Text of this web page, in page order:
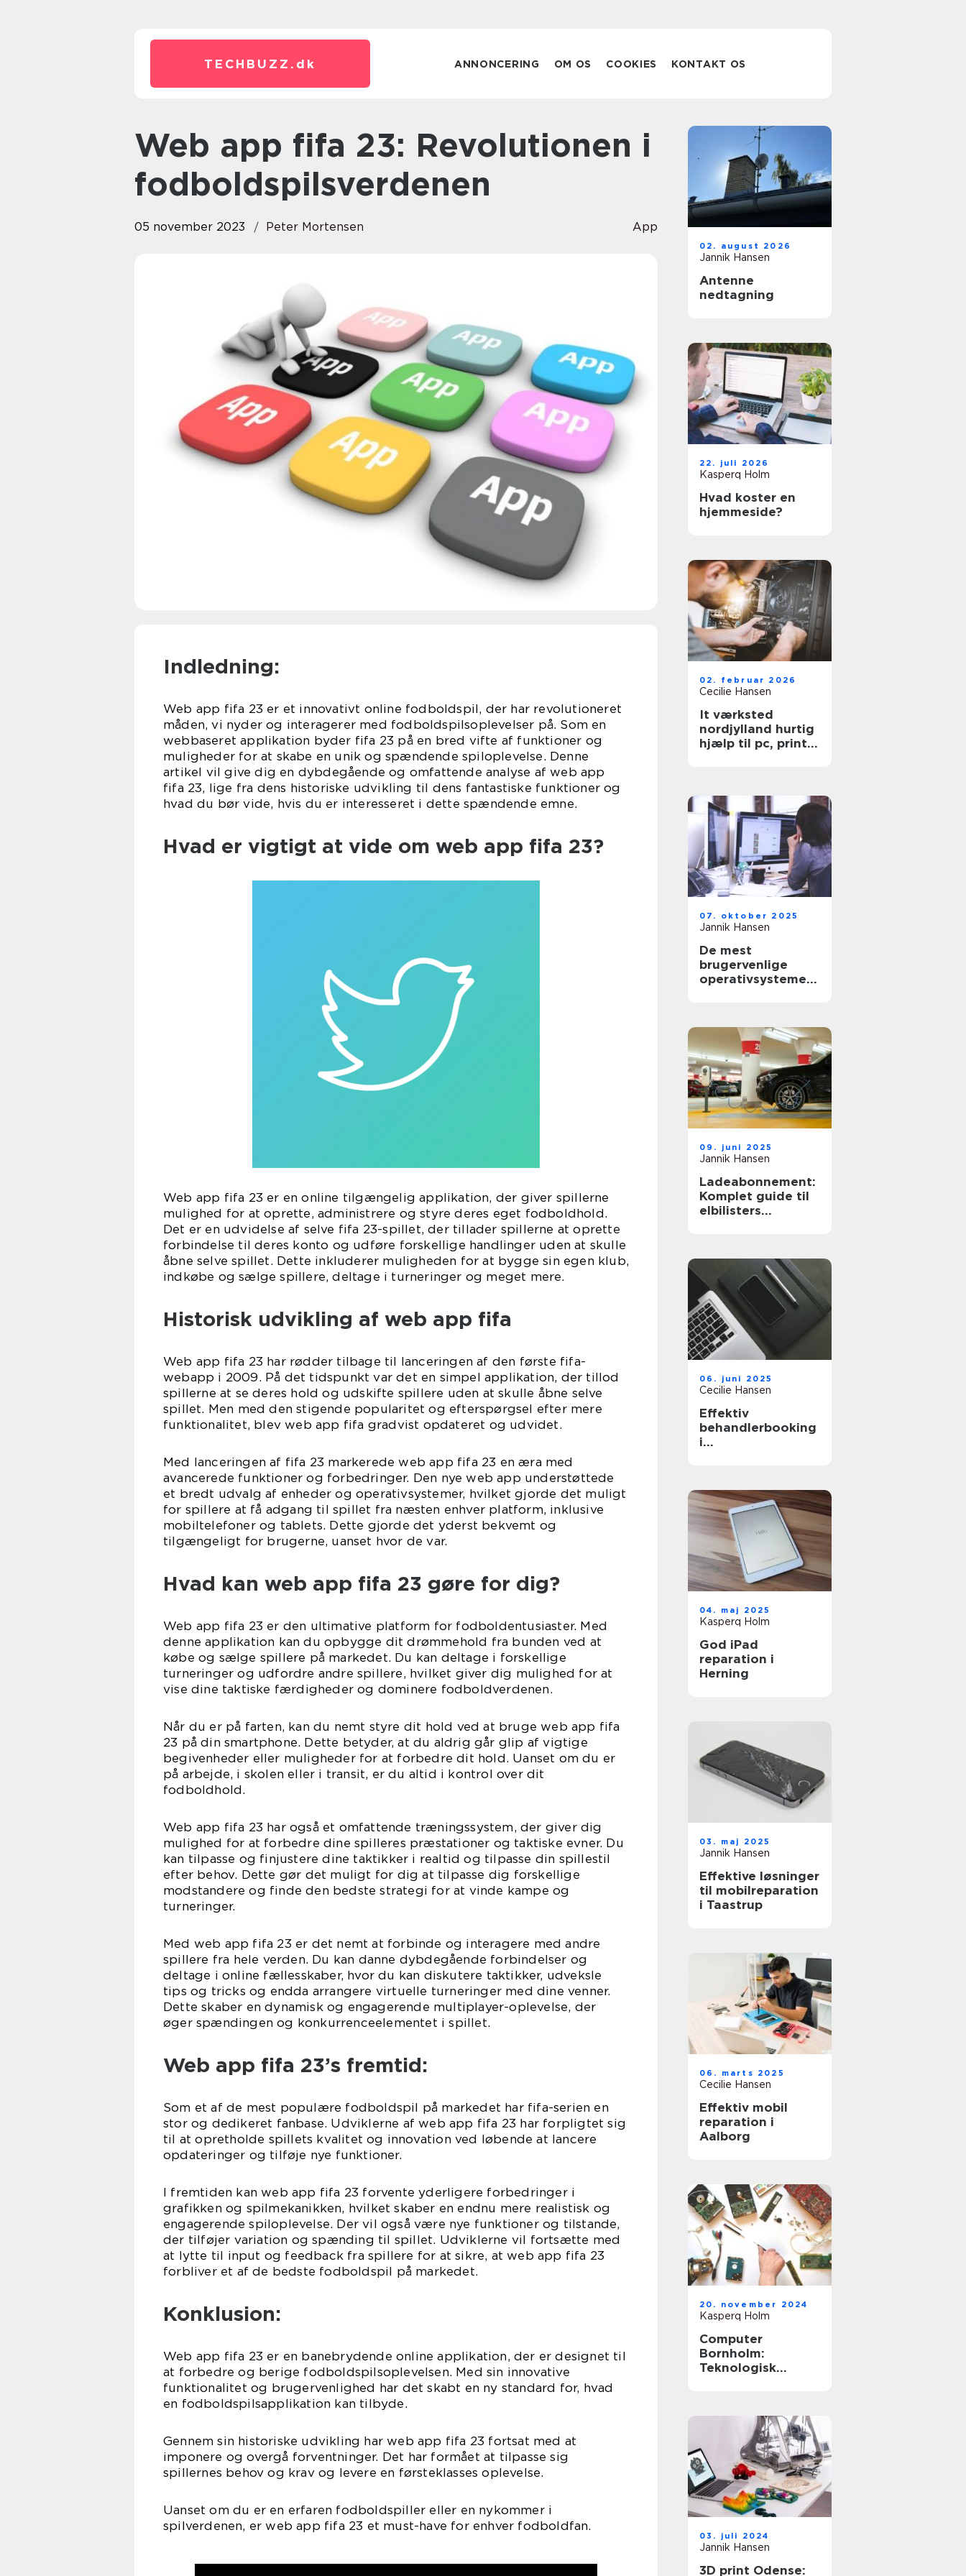
TECHBUZZ. dk ANNONCERING OM OS COOKIES KONTAKT OS
Web app fifa 23: Revolutionen i
fodboldspilsverdenen
05 november 2023 Peter Mortensen App
Indledning:
Web app fifa 23 er et innovativt online fodboldspil, der har revolutioneret
måden, vi nyder og interagerer med fodboldspilsoplevelser på. Som en
webbaseret applikation byder fifa 23 på en bred vifte af funktioner og
muligheder for at skabe en unik og spændende spiloplevelse. Denne
artikel vil give dig en dybdegående og omfattende analyse af web app
fifa 23, lige fra dens historiske udvikling til dens fantastiske funktioner og
hvad du bør vide, hvis du er interesseret i dette spændende emne.
Hvad er vigtigt at vide om web app fifa 23?
Web app fifa 23 er en online tilgængelig applikation, der giver spillerne
mulighed for at oprette, administrere og styre deres eget fodboldhold.
Det er en udvidelse af selve fifa 23-spillet, der tillader spillerne at oprette
forbindelse til deres konto og udføre forskellige handlinger uden at skulle
åbne selve spillet. Dette inkluderer muligheden for at bygge sin egen klub,
indkøbe og sælge spillere, deltage i turneringer og meget mere.
Historisk udvikling af web app fifa
Web app fifa 23 har rødder tilbage til lanceringen af den første fifa-
webapp i 2009. På det tidspunkt var det en simpel applikation, der tillod
spillerne at se deres hold og udskifte spillere uden at skulle åbne selve
spillet. Men med den stigende popularitet og efterspørgsel efter mere
funktionalitet, blev web app fifa gradvist opdateret og udvidet.
Med lanceringen af fifa 23 markerede web app fifa 23 en æra med
avancerede funktioner og forbedringer. Den nye web app understøttede
et bredt udvalg af enheder og operativsystemer, hvilket gjorde det muligt
for spillere at få adgang til spillet fra næsten enhver platform, inklusive
mobiltelefoner og tablets. Dette gjorde det yderst bekvemt og
tilgængeligt for brugerne, uanset hvor de var.
Hvad kan web app fifa 23 gøre for dig?
Web app fifa 23 er den ultimative platform for fodboldentusiaster. Med
denne applikation kan du opbygge dit drømmehold fra bunden ved at
købe og sælge spillere på markedet. Du kan deltage i forskellige
turneringer og udfordre andre spillere, hvilket giver dig mulighed for at
vise dine taktiske færdigheder og dominere fodboldverdenen.
Når du er på farten, kan du nemt styre dit hold ved at bruge web app fifa
23 på din smartphone. Dette betyder, at du aldrig går glip af vigtige
begivenheder eller muligheder for at forbedre dit hold. Uanset om du er
på arbejde, i skolen eller i transit, er du altid i kontrol over dit
fodboldhold.
Web app fifa 23 har også et omfattende træningssystem, der giver dig
mulighed for at forbedre dine spilleres præstationer og taktiske evner. Du
kan tilpasse og finjustere dine taktikker i realtid og tilpasse din spillestil
efter behov. Dette gør det muligt for dig at tilpasse dig forskellige
modstandere og finde den bedste strategi for at vinde kampe og
turneringer.
Med web app fifa 23 er det nemt at forbinde og interagere med andre
spillere fra hele verden. Du kan danne dybdegående forbindelser og
deltage i online fællesskaber, hvor du kan diskutere taktikker, udveksle
tips og tricks og endda arrangere virtuelle turneringer med dine venner.
Dette skaber en dynamisk og engagerende multiplayer-oplevelse, der
øger spændingen og konkurrenceelementet i spillet.
Web app fifa 23’s fremtid:
Som et af de mest populære fodboldspil på markedet har fifa-serien en
stor og dedikeret fanbase. Udviklerne af web app fifa 23 har forpligtet sig
til at opretholde spillets kvalitet og innovation ved løbende at lancere
opdateringer og tilføje nye funktioner.
I fremtiden kan web app fifa 23 forvente yderligere forbedringer i
grafikken og spilmekanikken, hvilket skaber en endnu mere realistisk og
engagerende spiloplevelse. Der vil også være nye funktioner og tilstande,
der tilføjer variation og spænding til spillet. Udviklerne vil fortsætte med
at lytte til input og feedback fra spillere for at sikre, at web app fifa 23
forbliver et af de bedste fodboldspil på markedet.
Konklusion:
Web app fifa 23 er en banebrydende online applikation, der er designet til
at forbedre og berige fodboldspilsoplevelsen. Med sin innovative
funktionalitet og brugervenlighed har det skabt en ny standard for, hvad
en fodboldspilsapplikation kan tilbyde.
Gennem sin historiske udvikling har web app fifa 23 fortsat med at
imponere og overgå forventninger. Det har formået at tilpasse sig
spillernes behov og krav og levere en førsteklasses oplevelse.
Uanset om du er en erfaren fodboldspiller eller en nykommer i
spilverdenen, er web app fifa 23 et must-have for enhver fodboldfan.
02. august 2026
Jannik Hansen
Antenne
nedtagning
22. juli 2026
Kasperq Holm
Hvad koster en
hjemmeside?
02. februar 2026
Cecilie Hansen
It værksted
nordjylland hurtig
hjælp til pc, printer
07. oktober 2025
Jannik Hansen
De mest
brugervenlige
operativsystemer
09. juni 2025
Jannik Hansen
Ladeabonnement:
Komplet guide til
elbilisters
06. juni 2025
Cecilie Hansen
Effektiv
behandlerbooking
i
04. maj 2025
Kasperq Holm
God iPad
reparation i
Herning
03. maj 2025
Jannik Hansen
Effektive løsninger
til mobilreparation
i Taastrup
06. marts 2025
Cecilie Hansen
Effektiv mobil
reparation i
Aalborg
20. november 2024
Kasperq Holm
Computer
Bornholm:
Teknologisk
03. juli 2024
Jannik Hansen
3D print Odense: